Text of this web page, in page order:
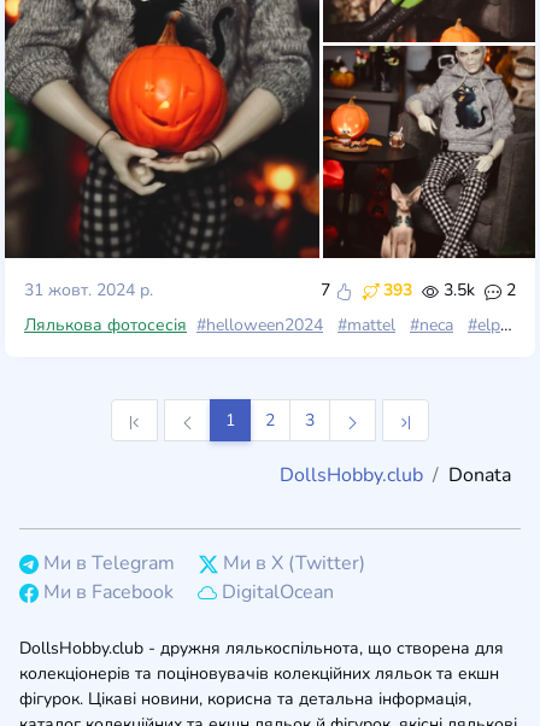
31 жовт. 2024 р. 7 393 3.5k
2
Лялькова фотосесія #helloween2024 #mattel #neca #elphaba
1 2 3
DollsHobby.club Donata
Ми в Telegram
Ми в X (Twitter)
Ми в Facebook
DigitalOcean
DollsHobby.club - дружня лялькоспільнота, що створена для
колекціонерів та поціновувачів колекційних ляльок та екшн
фігурок. Цікаві новини, корисна та детальна інформація,